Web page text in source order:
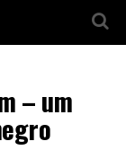
– um